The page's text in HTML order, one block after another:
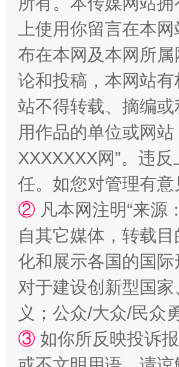
站台名比不上好声名
漫山遍野的桃花与雪山、麦地、白藏房
招工难、用工荒背后
上使用你留言在本
布在本网及本网所
论和投稿，本网站
站不得转载、摘编
用作品的单位或网
XXXXXXX网”。违
任。如您对管理有
② 凡本网注明“来源
自其它媒体，转载
化和展示各国的国
对于建设创新型国
义；公众/大众/民众
③ 如你所反映投诉